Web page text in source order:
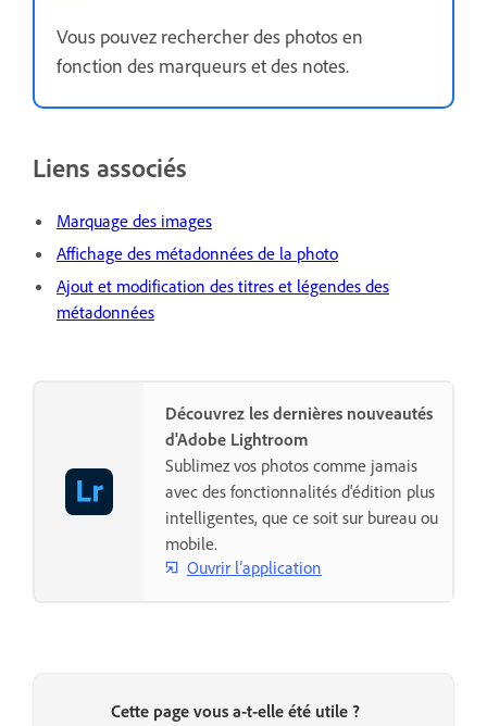
Vous pouvez rechercher des photos en
fonction des marqueurs et des notes.
Liens associés
Marquage des images
Affichage des métadonnées de la photo
Ajout et modification des titres et légendes des
métadonnées
Découvrez les dernières nouveautés
d'Adobe Lightroom
Sublimez vos photos comme jamais
avec des fonctionnalités d'édition plus
intelligentes, que ce soit sur bureau ou
mobile.
Ouvrir l’application
Cette page vous a-t-elle été utile ?